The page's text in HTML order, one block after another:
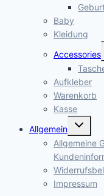
Baby
Kleidung
Accessories
Aufkleber
Warenkorb
Kasse
Allgemein
Allgemeine
Impressum